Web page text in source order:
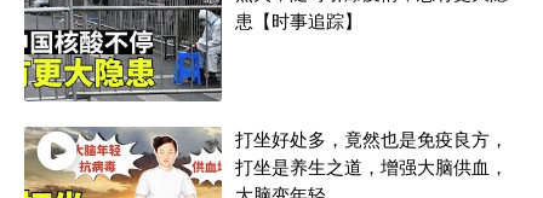
患【时事追踪】
打坐好处多，竟然也是免疫良方，
打坐是养生之道，增强大脑供血，